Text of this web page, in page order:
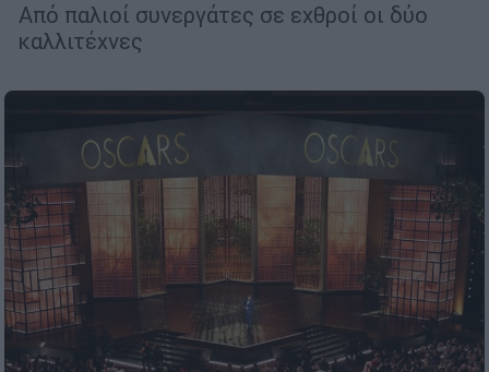
Από παλιοί συνεργάτες σε εχθροί οι δύο
καλλιτέχνες